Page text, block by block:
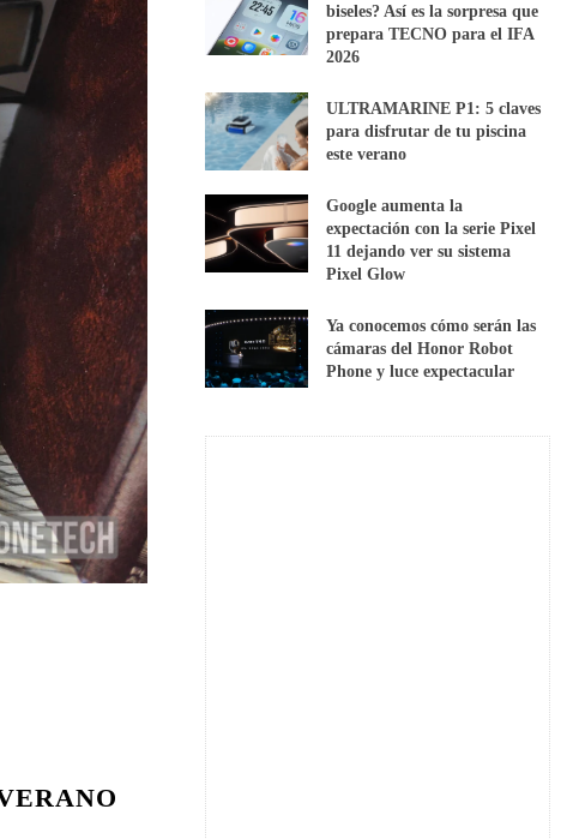
biseles? Así es la sorpresa que
prepara TECNO para el IFA
2026
ULTRAMARINE P1: 5 claves
para disfrutar de tu piscina
este verano
Google aumenta la
expectación con la serie Pixel
11 dejando ver su sistema
Pixel Glow
Ya conocemos cómo serán las
cámaras del Honor Robot
Phone y luce expectacular